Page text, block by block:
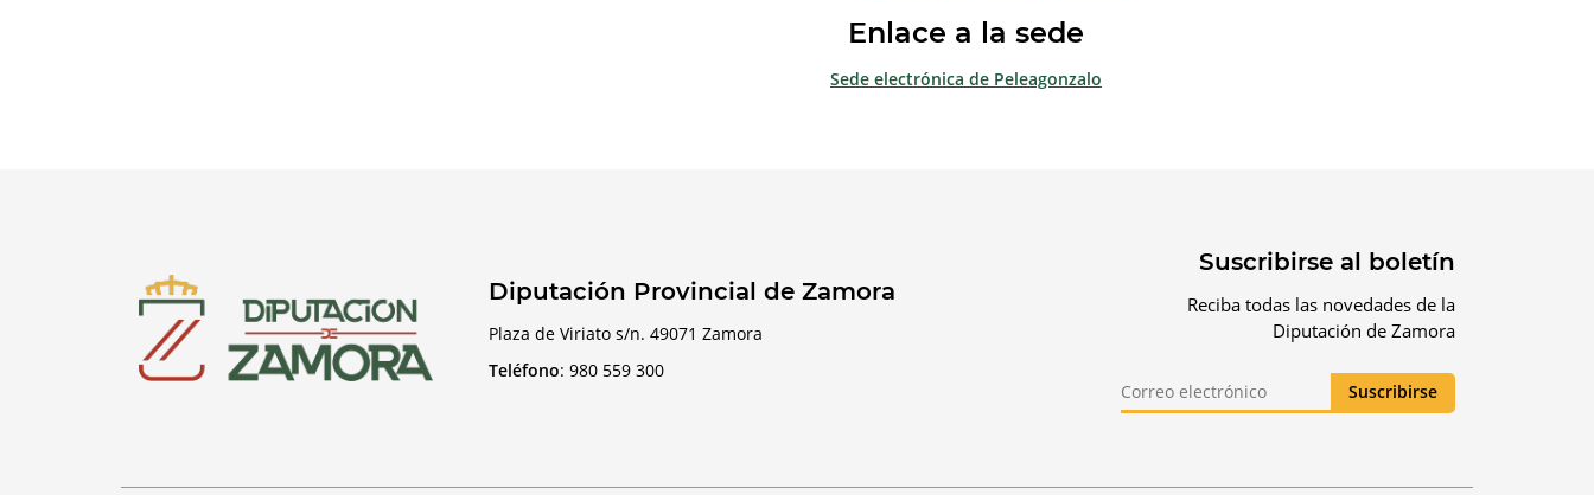
Enlace a la sede
Sede electrónica de Peleagonzalo
Diputación Provincial de Zamora
Plaza de Viriato s/n. 49071 Zamora
Teléfono: 980 559 300
Suscribirse al boletín
Reciba todas las novedades de la
Diputación de Zamora